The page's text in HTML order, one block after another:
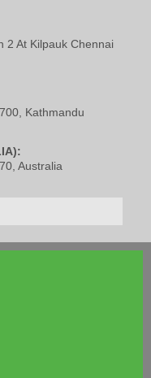
2 At Kilpauk Chennai
Kathmandu
Australia